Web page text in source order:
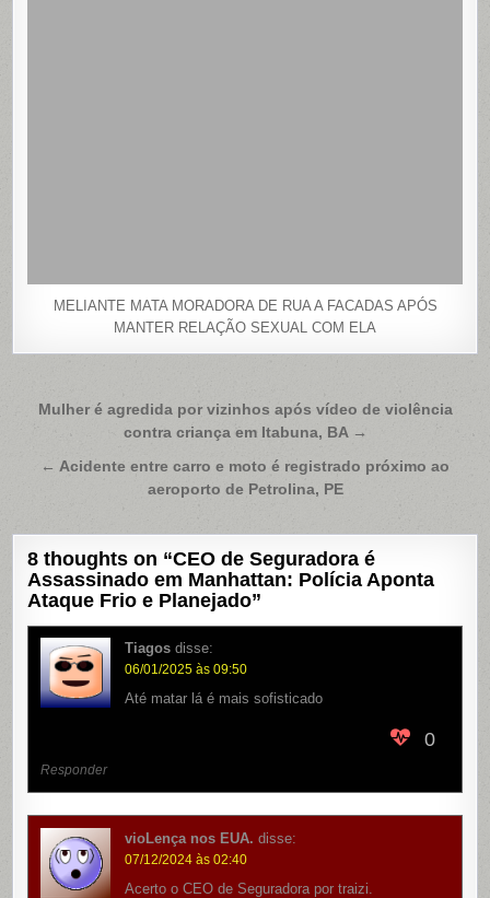
MELIANTE MATA MORADORA DE RUA A FACADAS APÓS
MANTER RELAÇÃO SEXUAL COM ELA
Navegação
Post
Mulher é agredida por vizinhos após vídeo de violência
contra criança em Itabuna, BA →
← Acidente entre carro e moto é registrado próximo ao
aeroporto de Petrolina, PE
8 thoughts on “CEO de Seguradora é
Assassinado em Manhattan: Polícia Aponta
Ataque Frio e Planejado”
Tiagos disse:
06/01/2025 às 09:50
Até matar lá é mais sofisticado
0
Responder
vioLença nos EUA. disse:
07/12/2024 às 02:40
Acerto o CEO de Seguradora por traizi.